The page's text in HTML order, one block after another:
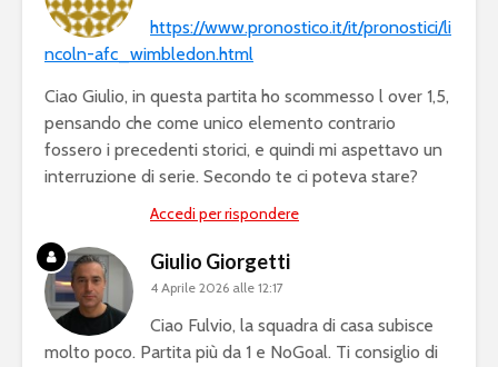
https://www.pronostico.it/it/pronostici/li
ncoln-afc_wimbledon.html
Ciao Giulio, in questa partita ho scommesso l over 1,5,
pensando che come unico elemento contrario
fossero i precedenti storici, e quindi mi aspettavo un
interruzione di serie. Secondo te ci poteva stare?
Accedi per rispondere
Giulio Giorgetti
4 Aprile 2026 alle 12:17
Ciao Fulvio, la squadra di casa subisce
molto poco. Partita più da 1 e NoGoal. Ti consiglio di